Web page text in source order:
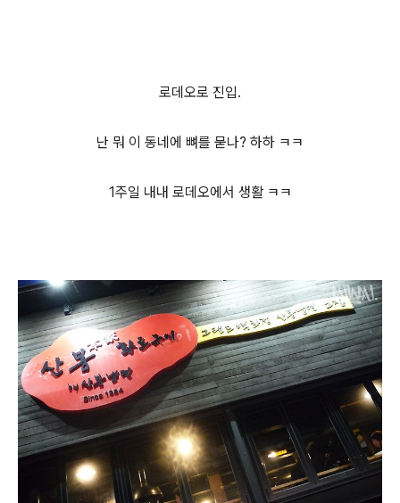
로데오로 진입.
난 뭐 이 동네에 뼈를 묻나? 하하 ㅋㅋ
1주일 내내 로데오에서 생활 ㅋㅋ